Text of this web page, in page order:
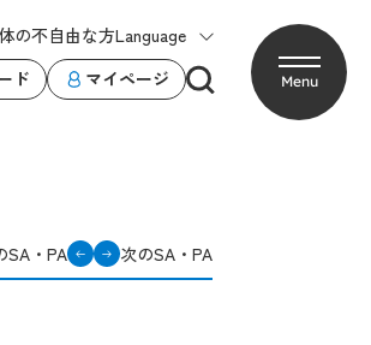
の不自由な方Language
ド マイページ Menu
SA・PA 次のSA・PA